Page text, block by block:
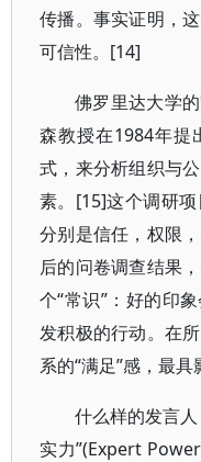
传播。事实证明，
可信性。[14]
佛罗里达大学
森教授在1984年提
式，来分析组织与
素。[15]这个调研
分别是信任，权限
后的问卷调查结果
个“常识”：好的印
发积极的行动。在
系的“满足”感，最具
什么样的发言
实力”(Expert